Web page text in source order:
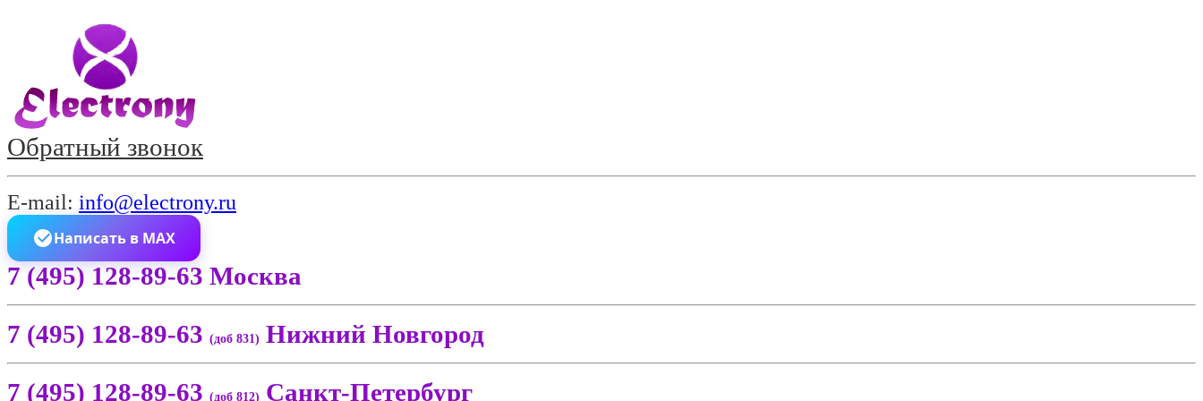
Обратный звонок
E-mail: info@electrony.ru
Написать в MAX
7 (495) 128-89-63 Москва
7 (495) 128-89-63 (доб 831) Нижний Новгород
7 (495) 128-89-63 (доб 812) Санкт-Петербург